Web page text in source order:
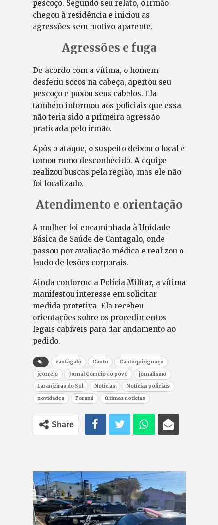
pescoço. Segundo seu relato, o irmão
chegou à residência e iniciou as
agressões sem motivo aparente.
Agressões e fuga
De acordo com a vítima, o homem
desferiu socos na cabeça, apertou seu
pescoço e puxou seus cabelos. Ela
também informou aos policiais que essa
não teria sido a primeira agressão
praticada pelo irmão.
Após o ataque, o suspeito deixou o local e
tomou rumo desconhecido. A equipe
realizou buscas pela região, mas ele não
foi localizado.
Atendimento e orientação
A mulher foi encaminhada à Unidade
Básica de Saúde de Cantagalo, onde
passou por avaliação médica e realizou o
laudo de lesões corporais.
Ainda conforme a Polícia Militar, a vítima
manifestou interesse em solicitar
medida protetiva. Ela recebeu
orientações sobre os procedimentos
legais cabíveis para dar andamento ao
pedido.
cantagalo Cantu
Cantuquiriguaçu
jcorreio
Jornal Correio do povo
jornalismo
Laranjeiras do Sul
Notícias
Notícias policiais
novidades
Paraná últimas notícias
Share